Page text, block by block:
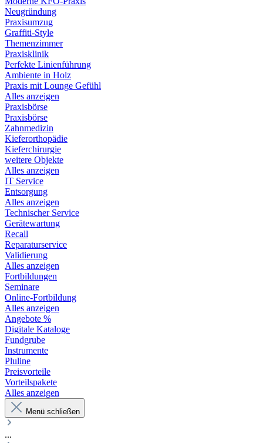
Neugründung
Praxisumzug
Graffiti-Style
Themenzimmer
Praxisklinik
Perfekte Linienführung
Ambiente in Holz
Praxis mit Lounge Gefühl
Alles anzeigen
Praxisbörse
Praxisbörse
Zahnmedizin
Kieferorthopädie
Kieferchirurgie
weitere Objekte
Alles anzeigen
IT Service
Entsorgung
Alles anzeigen
Technischer Service
Gerätewartung
Recall
Reparaturservice
Validierung
Alles anzeigen
Fortbildungen
Seminare
Online-Fortbildung
Alles anzeigen
Angebote %
Digitale Kataloge
Fundgrube
Instrumente
Pluline
Preisvorteile
Vorteilspakete
Alles anzeigen
Menü schließen
...